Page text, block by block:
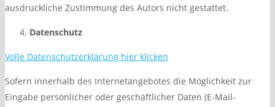
ausdrückliche Zustimmung des Autors nicht gestattet.
Datenschutz
Volle Datenschutzerklärung hier klicken
Sofern innerhalb des Internetangebotes die Möglichkeit zur
Eingabe persönlicher oder geschäftlicher Daten (E-Mail-